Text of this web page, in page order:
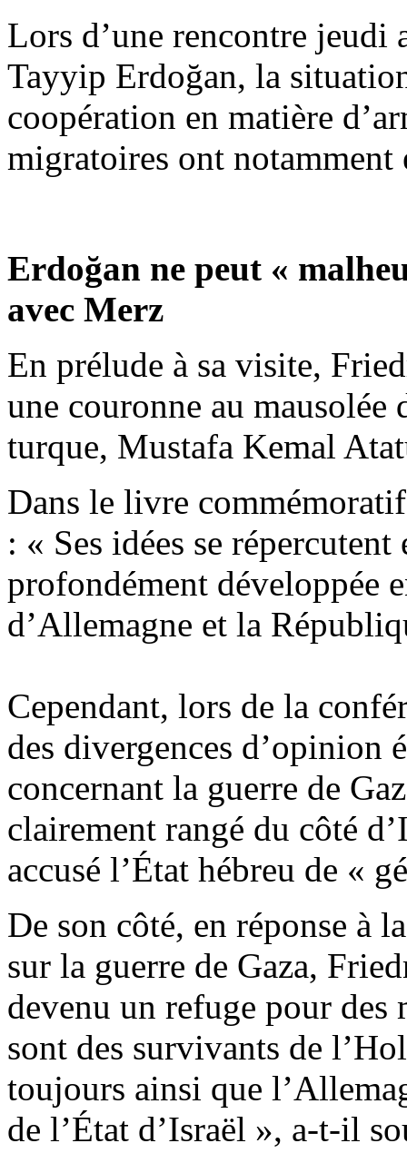
Lors d’une rencontre jeudi
Tayyip Erdoğan, la
coopération en matière
migratoires ont notamment
Erdoğan ne peut «
avec Merz
En prélude à sa visite,
une couronne au
turque, Mustafa Kemal
Dans le livre
: « Ses idées se
profondément développée
d’Allemagne et la
Cependant, lors de la
des divergences d’opinion
concernant la guerre de
clairement rangé du côté
accusé l’État hébreu de «
De son côté, en réponse à
sur la guerre de Gaza,
devenu un refuge pour
sont des survivants de
toujours ainsi que
de l’État d’Israël », a-t-il